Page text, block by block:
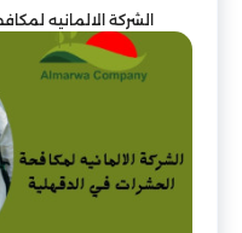
الشركة الالمانيه